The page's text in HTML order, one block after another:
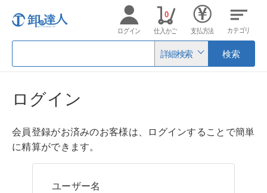
詳細検索 検索
ログイン 仕入かご
0
支払方法 カテゴリ
ログイン
会員登録がお済みのお客様は、ログインすることで簡単
に精算ができます。
ユーザー名